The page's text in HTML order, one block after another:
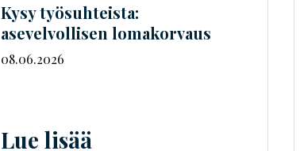
Kysy työsuhteista:
asevelvollisen lomakorvaus
08.06.2026
Lue lisää